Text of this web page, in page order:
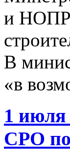
и
В
«в
1
СРО